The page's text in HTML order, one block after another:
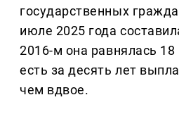
государственных
июле 2025 года
2016-м она равнялась 18
есть за десять лет
чем вдвое.